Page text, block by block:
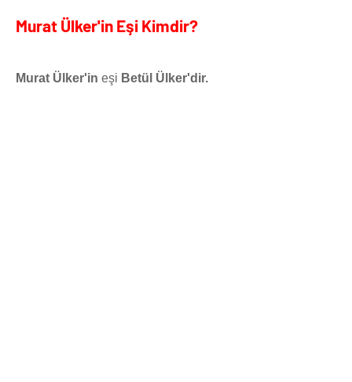
Murat Ülker'in Eşi Kimdir?
Murat Ülker'in eşi Betül Ülker'dir.